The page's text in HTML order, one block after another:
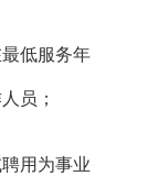
低服务年
员；
用为事业